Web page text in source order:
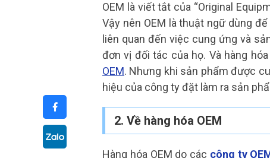
OEM là viết tắt của “Original
Vậy nên OEM là thuật ngữ dùng
liên quan đến việc cung ứng và
đơn vị đối tác của họ. Và hàng
OEM. Nhưng khi sản phẩm được
hiệu của công ty đặt làm ra sản
2. Về hàng hóa OEM
Hàng hóa OEM do các công ty